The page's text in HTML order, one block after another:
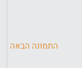
התמונה הבאה